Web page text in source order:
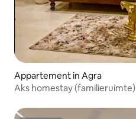
Appartement in Agra
Aks homestay (familieruimte)